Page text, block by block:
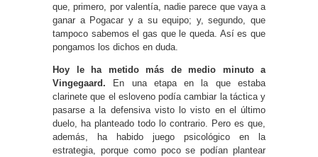
que, primero, por valentía, nadie parece que vaya a
ganar a Pogacar y a su equipo; y, segundo, que
tampoco sabemos el gas que le queda. Así es que
pongamos los dichos en duda.
Hoy le ha metido más de medio minuto a
Vingegaard. En una etapa en la que estaba
clarinete que el esloveno podía cambiar la táctica y
pasarse a la defensiva visto lo visto en el último
duelo, ha planteado todo lo contrario. Pero es que,
además, ha habido juego psicológico en la
estrategia, porque como poco se podían plantear